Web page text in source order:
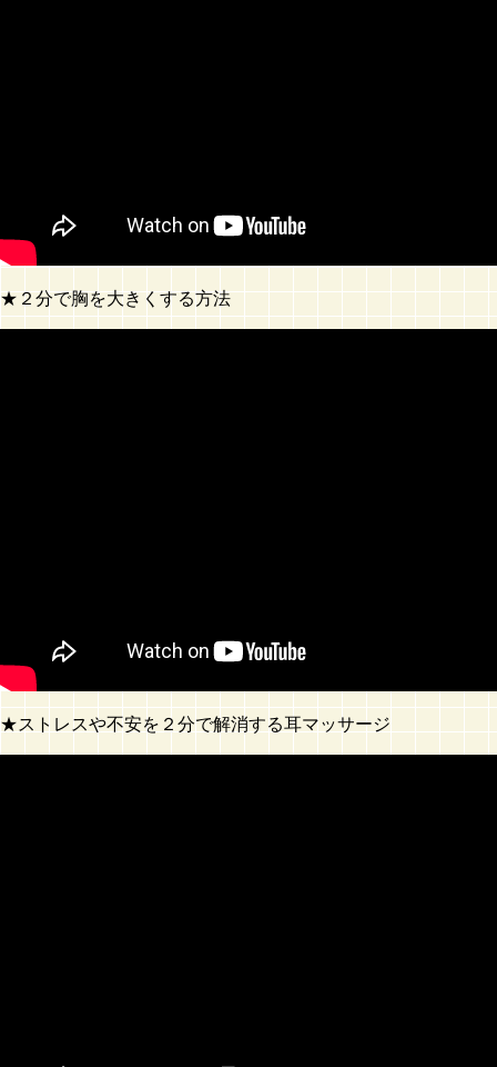
★２分で胸を大きくする方法
★ストレスや不安を２分で解消する耳マッサージ